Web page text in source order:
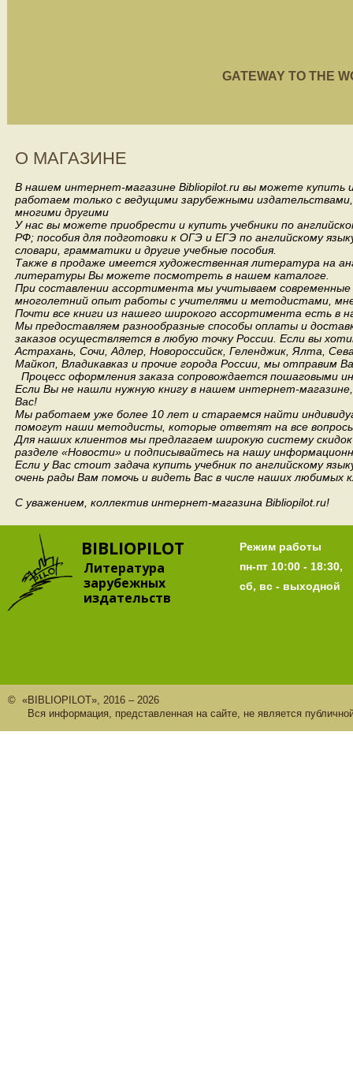
GATEWAY TO THE
О МАГАЗИНЕ
В нашем интернет-магазине Bibliopilot.ru вы можете купить
работаем только с ведущими зарубежными издательствами,
многими другими
У нас вы можете приобрести и купить учебники по
РФ; пособия для подготовки к ОГЭ и ЕГЭ по английскому
словари, грамматики и другие учебные пособия.
Также в продаже имеется художественная литература на
литературы Вы можете посмотреть в нашем каталоге.
При составлении ассортимента мы учитываем
многолетний опыт работы с учителями и методистами,
Почти все книги из нашего широкого ассортимента есть в
Мы предоставляем разнообразные способы оплаты и
заказов осуществляется в любую точку России. Если вы
Астрахань, Сочи, Адлер, Новороссийск, Геленджик, Ялта,
Майкоп, Владикавказ и прочие города России, мы отправим
Процесс оформления заказа сопровождается пошаговыми
Если Вы не нашли нужную книгу в нашем интернет-
Вас!
Мы работаем уже более 10 лет и стараемся найти
помогут наши методисты, которые ответят на все
Для наших клиентов мы предлагаем широкую систему
разделе «Новости» и подписывайтесь на нашу
Если у Вас стоит задача купить учебник по английскому
очень рады Вам помочь и видеть Вас в числе наших любимых
С уважением, коллектив интернет-магазина Bibliopilot.ru!
BIBLIOPILOT
Литература
зарубежных
издательств
Режим работы
пн-пт 10:00 - 18:30,
сб, вс - выходной
© «BIBLIOPILOT», 2016 – 2026
Вся информация, представленная на сайте, не является